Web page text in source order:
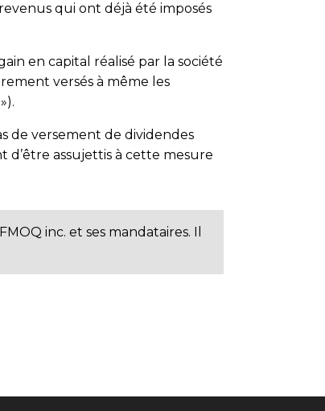
qui ont déjà été imposés
en capital réalisé par la société
versés à même les
de versement de dividendes
d’être assujettis à cette mesure
inc. et ses mandataires. Il